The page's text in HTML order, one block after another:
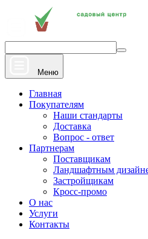
Меню
Главная
Покупателям
Наши стандарты
Доставка
Вопрос - ответ
Партнерам
Поставщикам
Ландшафтным
Застройщикам
Кросс-промо
О нас
Услуги
Контакты